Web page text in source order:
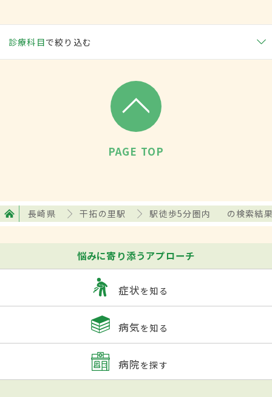
診療科目で絞り込む
PAGE TOP
長崎県 干拓の里駅 駅徒歩5分圏内 の検索結
悩みに寄り添うアプローチ
症状を知る
病気を知る
病院を探す